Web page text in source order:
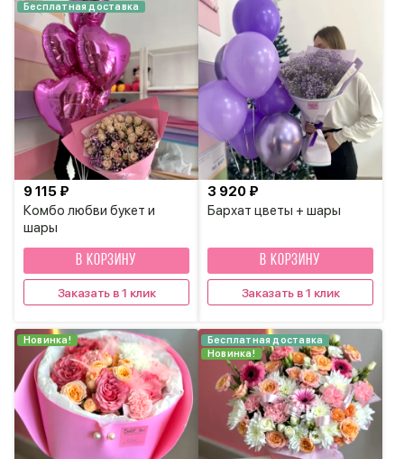
Бесплатная доставка
Комбо любви букет и
шары
9 115 ₽
В КОРЗИНУ
Заказать в 1 клик
Бархат цветы + шары
3 920 ₽
В КОРЗИНУ
Заказать в 1 клик
Новинка!
Бесплатная доставка
Новинка!